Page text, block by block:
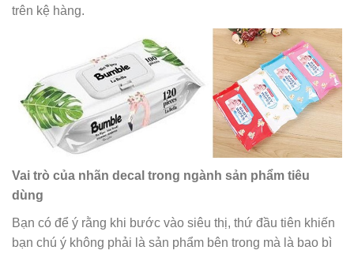
trên kệ hàng.
Vai trò của nhãn decal trong ngành sản phẩm tiêu
dùng
Bạn có để ý rằng khi bước vào siêu thị, thứ đầu tiên khiến
bạn chú ý không phải là sản phẩm bên trong mà là bao bì